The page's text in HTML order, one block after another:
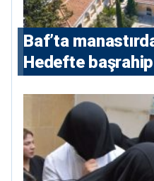
Baf’ta
Hedefte başrahip